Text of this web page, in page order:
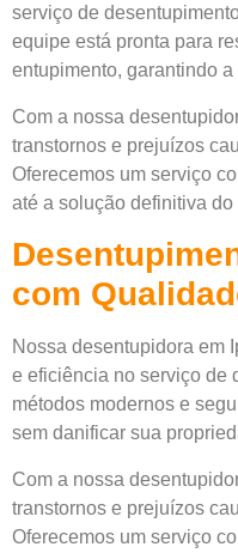
serviço de
equipe está pronta para
entupimento, garantindo
Com a nossa
transtornos e prejuízos
Oferecemos um serviço
até a solução definitiva do
com
Nossa desentupidora em
e eficiência no serviço de
métodos modernos e
sem danificar sua
Com a nossa
transtornos e prejuízos
Oferecemos um serviço